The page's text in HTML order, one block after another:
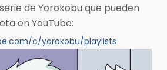
de Yorokobu que pueden
en YouTube:
c/yorokobu/playlists